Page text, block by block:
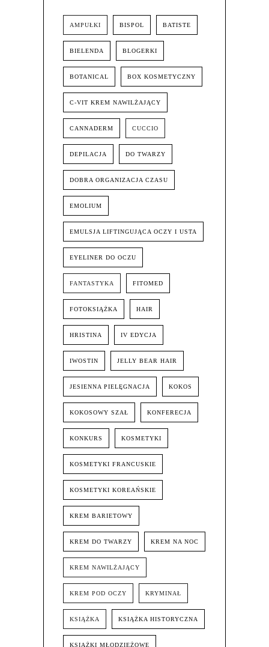
AMPUŁKI BISPOL BATISTE
BIELENDA BLOGERKI
BOTANICAL BOX KOSMETYCZNY
C-VIT KREM NAWILŻAJĄCY
CANNADERM CUCCIO
DEPILACJA DO TWARZY
DOBRA ORGANIZACJA CZASU
EMOLIUM
EMULSJA LIFTINGUJĄCA OCZY I USTA
EYELINER DO OCZU
FANTASTYKA FITOMED
FOTOKSIĄŻKA HAIR
HRISTINA IV EDYCJA
IWOSTIN JELLY BEAR HAIR
JESIENNA PIELĘGNACJA KOKOS
KOKOSOWY SZAŁ KONFERECJA
KONKURS KOSMETYKI
KOSMETYKI FRANCUSKIE
KOSMETYKI KOREAŃSKIE
KREM BARIETOWY
KREM DO TWARZY KREM NA NOC
KREM NAWILŻAJĄCY
KREM POD OCZY KRYMINAŁ
KSIĄŻKA KSIĄŻKA HISTORYCZNA
KSIĄŻKI MŁODZIEŻOWE